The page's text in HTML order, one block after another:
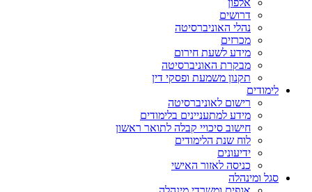
דרושים
נהלי האוניברסיטה
מכרזים
מידע לשעת חירום
מבקרת האוניברסיטה
תקנון משמעת ופסקי דין
לימודים
רישום לאוניברסיטה
מידע למתעניינים בלימודים
חישוב סיכויי קבלה לתואר ראשון
לוח שנת הלימודים
ידיעונים
כניסה לאזור האישי
סגל ומינהלה